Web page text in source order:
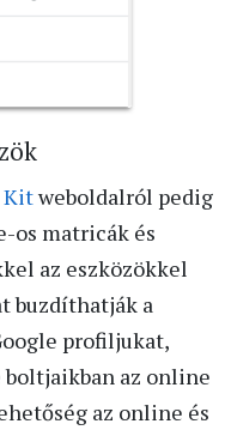
Kitweboldalról pedig
os matricák és
az eszközökkel
buzdíthatják a
profiljukat,
az online
az online és